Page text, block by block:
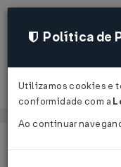
Política de
Utilizamos cookies e
conformidade com a
Ao continuar